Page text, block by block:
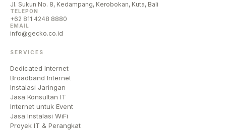
Jl. Sukun No. 8, Kedampang, Kerobokan, Kuta, Bali
TELEPON
+62 811 4248 8880
EMAIL
info@gecko.co.id
SERVICES
Dedicated Internet
Broadband Internet
Instalasi Jaringan
Jasa Konsultan IT
Internet untuk Event
Jasa Instalasi WiFi
Proyek IT & Perangkat